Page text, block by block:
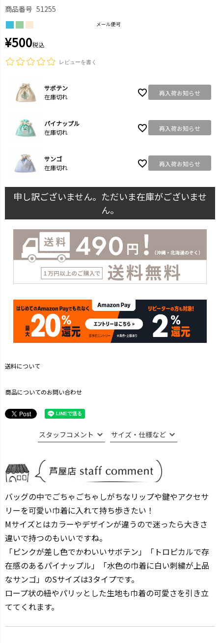
商品番号 51255
メール便可
¥500税込
レビューを書く
サボテン
在庫切れ
再入荷お知らせ
パイナップル
在庫切れ
再入荷お知らせ
サンゴ
在庫切れ
再入荷お知らせ
申し訳ございません。ただいま在庫がございませ
ん。
送料について
商品についてのお問い合わせ
スタッフコメント サイズ・仕様など
バッグの中でごちゃごちゃしがちなリップや鍵やアクセサ
リーを可愛い巾着に入れて持ち歩きたい！
Mサイズとはカラーやデザインが違うので迷ったら大きさ
違いで持つのもいいですね。
「ピンクが差し色でかわいいサボテン」「トロピカルで存
在感のあるパイナップル」「水色の巾着に白い刺繍が上品
なサンゴ」のSサイズは3タイプです。
ロープ状の紐やパリッとした生地も巾着の可愛さを引き立
ててくれます。